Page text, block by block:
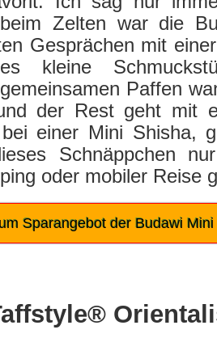
Zelten war die
Gesprächen mit
kleine
Paffen
der Rest geht mit
einer Mini Shisha,
Schnäppchen
oder mobiler Reise
Sparangebot der Budawi